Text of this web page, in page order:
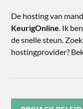
De hosting van
KeurigOnline. Ik
de snelle steun.
hostingprovider?